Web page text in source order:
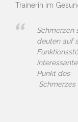
Trainerin im
Schmerzen
deuten auf
Punkt des
Schmerzes